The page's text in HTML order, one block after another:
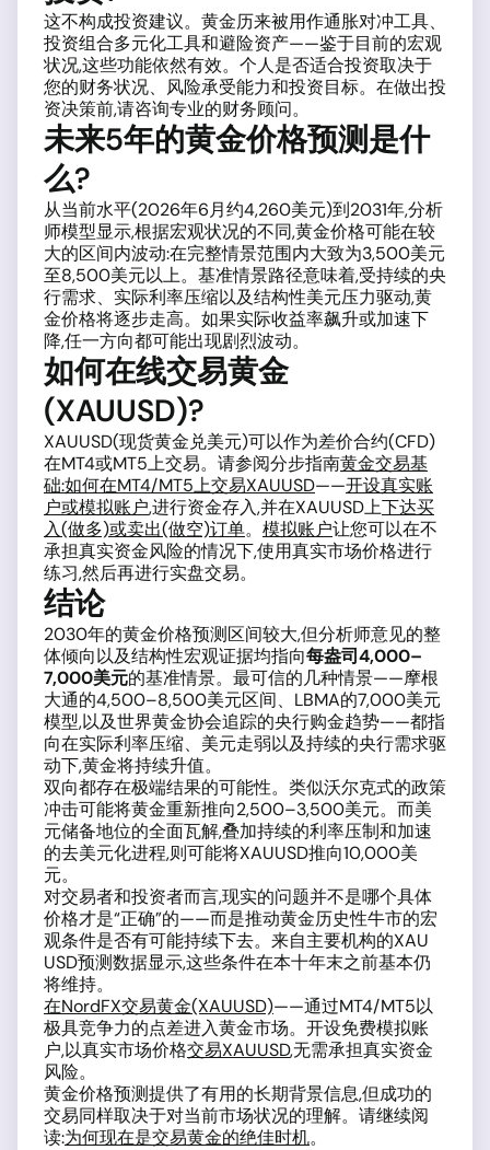
这不构成投资建议。黄金历来被用作通胀对冲工具、
投资组合多元化工具和避险资产——鉴于目前的宏观
状况,这些功能依然有效。个人是否适合投资取决于
您的财务状况、风险承受能力和投资目标。在做出投
资决策前,请咨询专业的财务顾问。
未来5年的黄金价格预测是什
么?
从当前水平(2026年6月约4,260美元)到2031年,分析
师模型显示,根据宏观状况的不同,黄金价格可能在较
大的区间内波动:在完整情景范围内大致为3,500美元
至8,500美元以上。基准情景路径意味着,受持续的央
行需求、实际利率压缩以及结构性美元压力驱动,黄
金价格将逐步走高。如果实际收益率飙升或加速下
降,任一方向都可能出现剧烈波动。
如何在线交易黄金
(XAUUSD)?
XAUUSD(现货黄金兑美元)可以作为差价合约(CFD)
在MT4或MT5上交易。请参阅分步指南黄金交易基
础:如何在MT4/MT5上交易XAUUSD——开设真实账
户或模拟账户,进行资金存入,并在XAUUSD上下达买
入(做多)或卖出(做空)订单。 模拟账户让您可以在不
承担真实资金风险的情况下,使用真实市场价格进行
练习,然后再进行实盘交易。
结论
2030年的黄金价格预测区间较大,但分析师意见的整
体倾向以及结构性宏观证据均指向每盎司4,000–
7,000美元的基准情景。最可信的几种情景——摩根
大通的4,500–8,500美元区间、LBMA的7,000美元
模型,以及世界黄金协会追踪的央行购金趋势——都指
向在实际利率压缩、美元走弱以及持续的央行需求驱
动下,黄金将持续升值。
双向都存在极端结果的可能性。类似沃尔克式的政策
冲击可能将黄金重新推向2,500–3,500美元。而美
元储备地位的全面瓦解,叠加持续的利率压制和加速
的去美元化进程,则可能将XAUUSD推向10,000美
元。
对交易者和投资者而言,现实的问题并不是哪个具体
价格才是“正确”的——而是推动黄金历史性牛市的宏
观条件是否有可能持续下去。来自主要机构的XAU
USD预测数据显示,这些条件在本十年末之前基本仍
将维持。
在NordFX交易黄金(XAUUSD)——通过MT4/MT5以
极具竞争力的点差进入黄金市场。开设免费模拟账
户,以真实市场价格交易XAUUSD,无需承担真实资金
风险。
黄金价格预测提供了有用的长期背景信息,但成功的
交易同样取决于对当前市场状况的理解。请继续阅
读:为何现在是交易黄金的绝佳时机。